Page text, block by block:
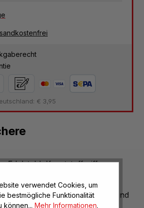
€ 3,95
Edelstahl, Kunststoffgriffe
Klinge aus Edelstahl,
Papier, Pappe, Draht und
verwendet Cookies, um
bestmögliche Funktionalität
können... Mehr Informationen.